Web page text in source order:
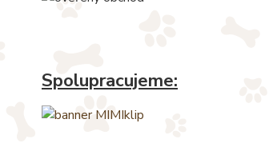
Spolupracujeme: